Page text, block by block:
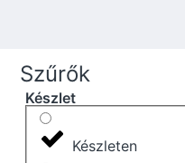
Szűrők
Készlet
Készleten